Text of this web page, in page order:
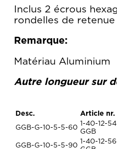
Inclus 2 écrous
rondelles de retenue
Remarque:
Matériau Aluminium
Autre longueur sur
Desc. Article nr.
GGB-G-10-5-5-60
1-40-12-
GGB
GGB-G-10-5-5-90
1-40-12-